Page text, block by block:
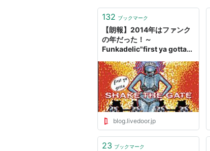
132 ブックマーク
【朗報】2014年はファンク
の年だった！～
Funkadelic"first ya gotta
D'Angelo & The
Vanguard"Black
Messiah"／The
Roots"...And Then You
Shoot Your Cousin"／
Nnamdi
Ogbonnaya"FECKIN
WEIRDO"ほか : キープ・ク
ール・フール
blog.livedoor.jp
23 ブックマーク